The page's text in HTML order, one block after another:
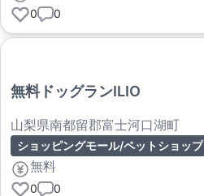
0 0
無料ドッグランILIO
山梨県南都留郡富士河口湖町
ショッピングモール/ペットショップ
無料
0 0